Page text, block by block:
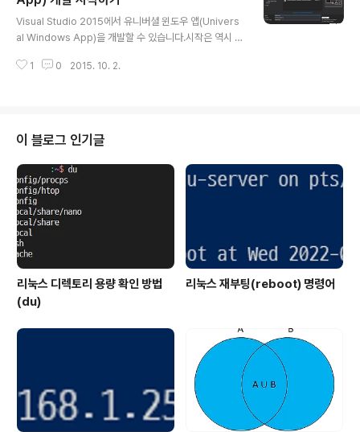
이름은 HamburgerDemo 라고 작성하고 OK를 누릅니
다.프로젝트가 생성되며 윈도우 10은 하나의 프로젝트로
생성이 됩니다.햄버거 메뉴는 XAML의 SplitView를 통해
서 구현이 가능합니다.MainPage.xam..
Visual Studio 2015에서 유니버셜 윈도우 앱(Univers
al Windows App)을 개발할 수 있습니다.시작은 역시 H
> Project로 프로젝트를 생성합니다.다음과 같이 Install
프로젝트인 경우 개발자 모드 활성화 다이얼로그가 뜹니
다.개발자 모드를 설정하면 됩니다.설정의 업데이트 및 복
구에서 개발자용 메뉴로 이동하면 개발자 모드를 활성화하
는 것이 가능합니다.다양한 파일들이 포함된 프로젝트가
생성됩니다. ..
1 0 2015. 10. 2.
이 블로그 인기글
리눅스 디렉토리 용량 확인 방법
(du)
리눅스 재부팅(reboot) 명령어